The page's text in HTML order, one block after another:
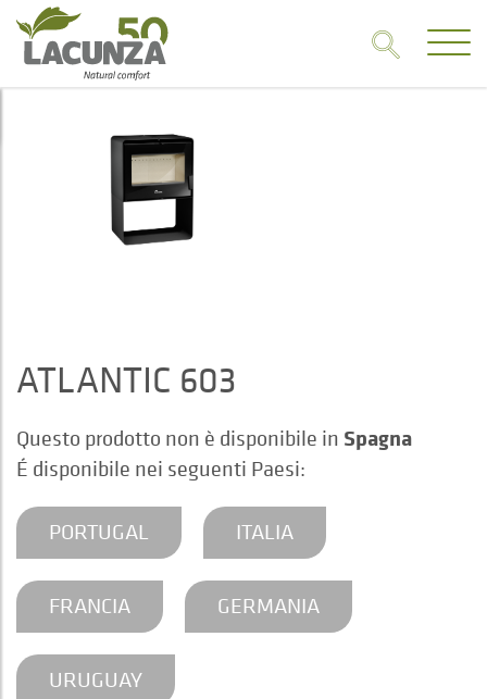
ATLANTIC 603
Questo prodotto non è disponibile in Spagna
É disponibile nei seguenti Paesi:
PORTUGAL ITALIA
FRANCIA GERMANIA
URUGUAY